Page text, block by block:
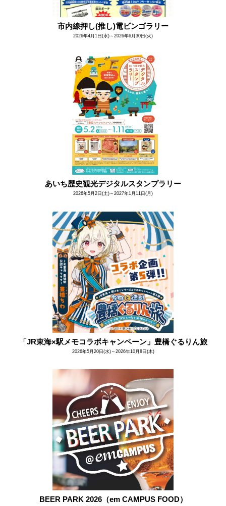
市内線押し(推し)電ビンゴラリー
2026年4月1日(水)～2026年6月30日(火)
あいち歴史観光デジタルスタンプラリー
2026年5月2日(土)～2027年1月11日(月)
「JR東海×駅メモコラボキャンペーン」豊橋ぐるりん旅
2026年5月20日(水)～2026年10月8日(木)
BEER PARK 2026（em CAMPUS FOOD）